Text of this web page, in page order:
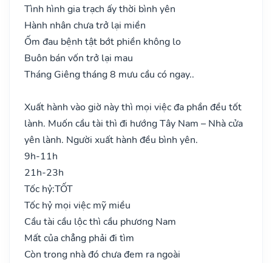
Tình hình gia trạch ấy thời bình yên
Hành nhân chưa trở lại miền
Ốm đau bệnh tật bớt phiền không lo
Buôn bán vốn trở lại mau
Tháng Giêng tháng 8 mưu cầu có ngay..
Xuất hành vào giờ này thì mọi việc đa phần đều tốt
lành. Muốn cầu tài thì đi hướng Tây Nam – Nhà cửa
yên lành. Người xuất hành đều bình yên.
9h-11h
21h-23h
Tốc hỷ:TỐT
Tốc hỷ mọi việc mỹ miều
Cầu tài cầu lộc thì cầu phương Nam
Mất của chẳng phải đi tìm
Còn trong nhà đó chưa đem ra ngoài